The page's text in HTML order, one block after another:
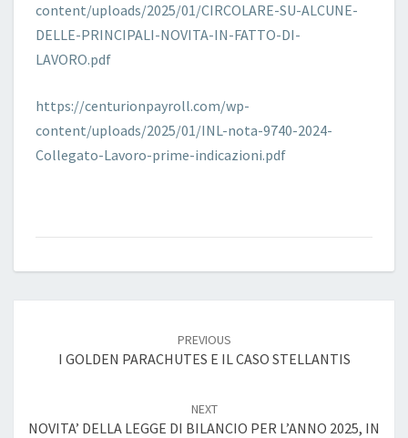
content/uploads/2025/01/CIRCOLARE-SU-ALCUNE-
DELLE-PRINCIPALI-NOVITA-IN-FATTO-DI-
LAVORO.pdf
https://centurionpayroll.com/wp-
content/uploads/2025/01/INL-nota-9740-2024-
Collegato-Lavoro-prime-indicazioni.pdf
PREVIOUS
I GOLDEN PARACHUTES E IL CASO STELLANTIS
NEXT
NOVITA’ DELLA LEGGE DI BILANCIO PER L’ANNO 2025, IN